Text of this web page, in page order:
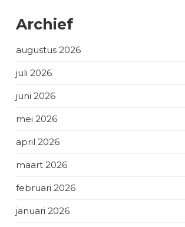
Archief
augustus 2026
juli 2026
juni 2026
mei 2026
april 2026
maart 2026
februari 2026
januari 2026